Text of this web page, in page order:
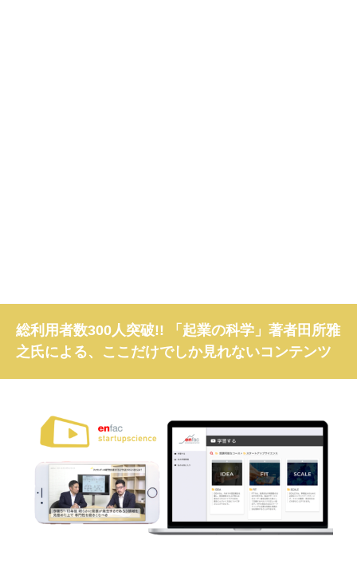
総利用者数300人突破!! 「起業の科学」著者田所雅
之氏による、ここだけでしか見れないコンテンツ